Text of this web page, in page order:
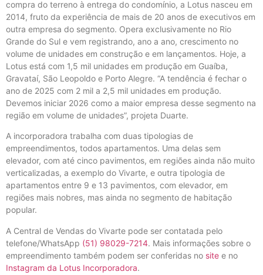
compra do terreno à entrega do condomínio, a Lotus nasceu em
2014, fruto da experiência de mais de 20 anos de executivos em
outra empresa do segmento. Opera exclusivamente no Rio
Grande do Sul e vem registrando, ano a ano, crescimento no
volume de unidades em construção e em lançamentos. Hoje, a
Lotus está com 1,5 mil unidades em produção em Guaíba,
Gravataí, São Leopoldo e Porto Alegre. “A tendência é fechar o
ano de 2025 com 2 mil a 2,5 mil unidades em produção.
Devemos iniciar 2026 como a maior empresa desse segmento na
região em volume de unidades”, projeta Duarte.
A incorporadora trabalha com duas tipologias de
empreendimentos, todos apartamentos. Uma delas sem
elevador, com até cinco pavimentos, em regiões ainda não muito
verticalizadas, a exemplo do Vivarte, e outra tipologia de
apartamentos entre 9 e 13 pavimentos, com elevador, em
regiões mais nobres, mas ainda no segmento de habitação
popular.
A Central de Vendas do Vivarte pode ser contatada pelo
telefone/WhatsApp (51) 98029-7214. Mais informações sobre o
empreendimento também podem ser conferidas no site e no
Instagram da Lotus Incorporadora.